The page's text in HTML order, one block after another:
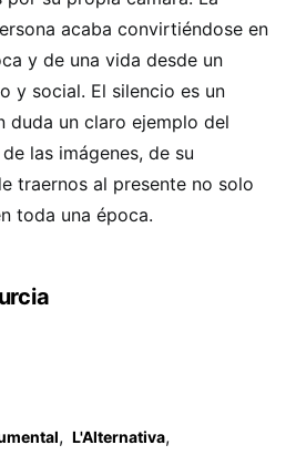
acaba convirtiéndose en
y de una vida desde un
y social. El silencio es un
duda un claro ejemplo del
las imágenes, de su
traernos al presente no solo
toda una época.
, L'Alternativa,